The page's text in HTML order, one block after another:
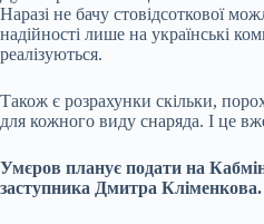
Наразі не бачу стовідсоткової
надійності лише на українські
реалізуються.
Також є розрахунки скільки,
для кожного виду снаряда. І це
Умєров планує подати на
заступника Дмитра